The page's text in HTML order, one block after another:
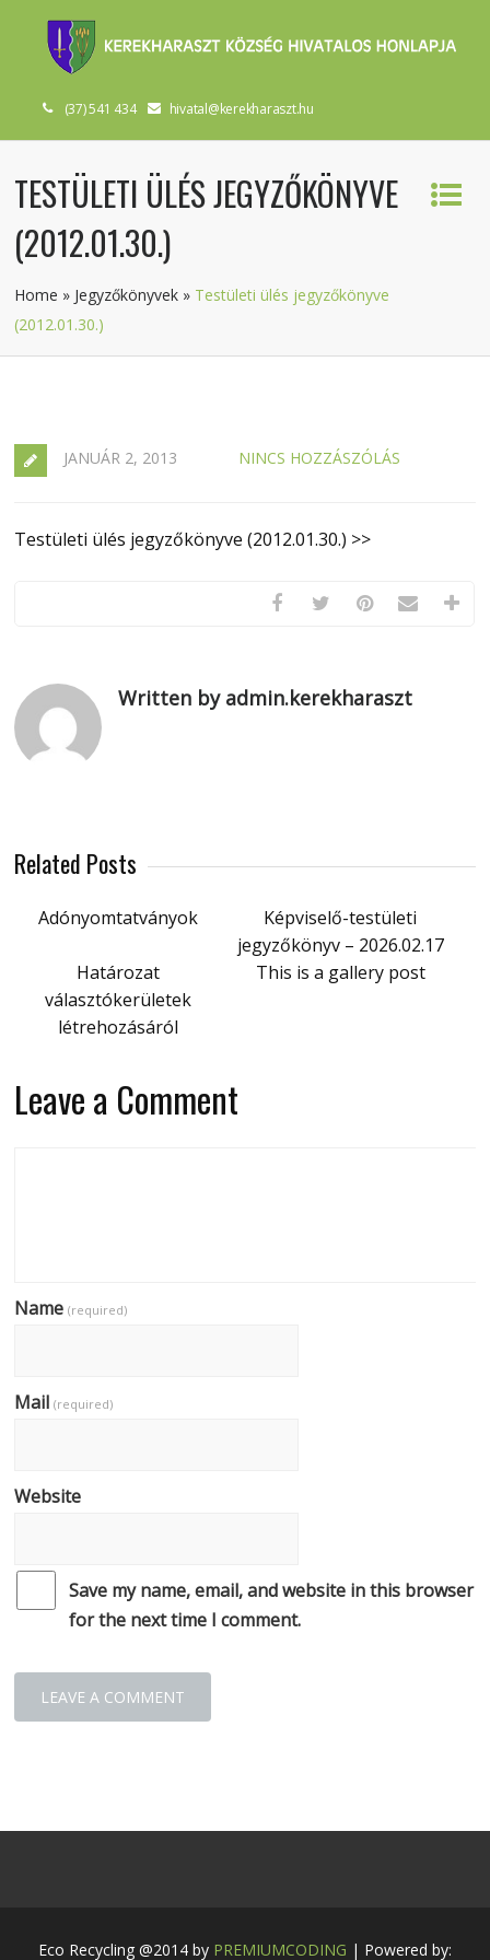
(37) 541 434 hivatal@kerekharaszt.hu
TESTÜLETI ÜLÉS JEGYZŐKÖNYVE
(2012.01.30.)
Home » Jegyzőkönyvek » Testületi ülés jegyzőkönyve
(2012.01.30.)
JANUÁR 2, 2013 NINCS HOZZÁSZÓLÁS
Testületi ülés jegyzőkönyve (2012.01.30.) >>
Written by admin.kerekharaszt
Related Posts
Adónyomtatványok
Képviselő-testületi
jegyzőkönyv – 2026.02.17
Határozat
választókerületek
létrehozásáról
This is a gallery post
Leave a Comment
Name(required)
Mail(required)
Website
Save my name, email, and website in this browser
for the next time I comment.
Eco Recycling @2014 by PREMIUMCODING | Powered by: